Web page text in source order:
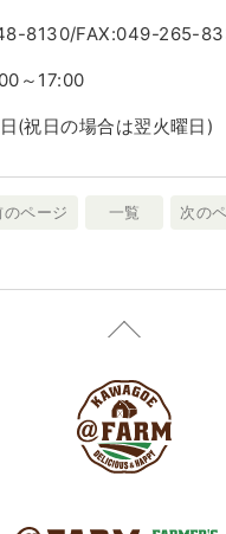
8130/FAX:049-265-
～17:00
(祝日の場合は翌火曜日)
のページ 一覧 次の